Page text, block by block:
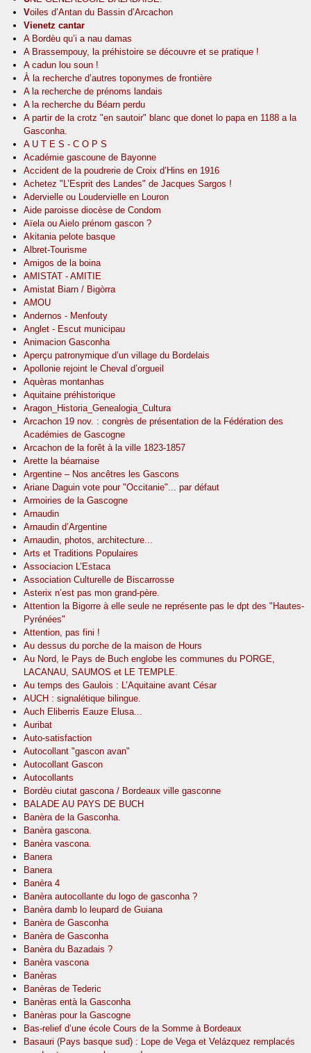
Voiles d’Antan du Bassin d’Arcachon
Vienetz cantar
A Bordèu qu’i a nau damas
A Brassempouy, la préhistoire se découvre et se pratique !
A cadun lou soun !
À la recherche d’autres toponymes de frontière
A la recherche de prénoms landais
A la recherche du Béarn perdu
A partir de la crotz "en sautoir" blanc que donet lo papa en 1188 a la
Gasconha.
A U T E S - C O P S
Académie gascoune de Bayonne
Accident de la poudrerie de Croix d’Hins en 1916
Achetez "L’Esprit des Landes" de Jacques Sargos !
Adervielle ou Loudervielle en Louron
Aide paroisse diocèse de Condom
Aïela ou Aielo prénom gascon ?
Akitania pelote basque
Albret-Tourisme
Amigos de la boina
AMISTAT - AMITIE
Amistat Biarn / Bigòrra
AMOU
Andernos - Menfouty
Anglet - Escut municipau
Animacion Gasconha
Aperçu patronymique d’un village du Bordelais
Apollonie rejoint le Cheval d’orgueil
Aquèras montanhas
Aquitaine préhistorique
Aragon_Historia_Genealogia_Cultura
Arcachon 19 nov. : congrès de présentation de la Fédération des
Académies de Gascogne
Arcachon de la forêt à la ville 1823-1857
Arette la béarnaise
Argentine – Nos ancêtres les Gascons
Ariane Daguin vote pour "Occitanie"... par défaut
Armoiries de la Gascogne
Arnaudin
Arnaudin d’Argentine
Arnaudin, photos, architecture...
Arts et Traditions Populaires
Associacion L’Estaca
Association Culturelle de Biscarrosse
Asterix n’est pas mon grand-père.
Attention la Bigorre à elle seule ne représente pas le dpt des "Hautes-
Pyrénées"
Attention, pas fini !
Au dessus du porche de la maison de Hours
Au Nord, le Pays de Buch englobe les communes du PORGE,
LACANAU, SAUMOS et LE TEMPLE.
Au temps des Gaulois : L’Aquitaine avant César
AUCH : signalétique bilingue.
Auch Eliberris Eauze Elusa...
Auribat
Auto-satisfaction
Autocollant "gascon avan"
Autocollant Gascon
Autocollants
Bordèu ciutat gascona / Bordeaux ville gasconne
BALADE AU PAYS DE BUCH
Banèra de la Gasconha.
Banèra gascona.
Banèra vascona.
Banera
Banera
Banèra 4
Banèra autocollante du logo de gasconha ?
Banèra damb lo leupard de Guiana
Banèra de Gasconha
Banèra de Gasconha
Banèra du Bazadais ?
Banèra vascona
Banèras
Banèras de Tederic
Banèras entà la Gasconha
Banèras pour la Gascogne
Bas-relief d’une école Cours de la Somme à Bordeaux
Basauri (Pays basque sud) : Lope de Vega et Velázquez remplacés